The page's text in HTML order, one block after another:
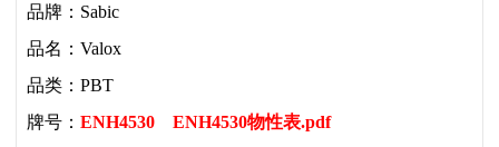
品牌：Sabic
品名：Valox
品类：PBT
牌号： ENH4530
ENH4530物性表.pdf